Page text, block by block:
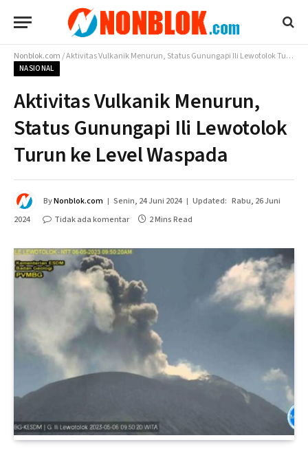
Nonblok.com/Aktivitas Vulkanik Menurun, Status Gunungapi Ili Lewotolok Turun ke Level Waspada
NASIONAL
Aktivitas Vulkanik Menurun,
Status Gunungapi Ili Lewotolok
Turun ke Level Waspada
ByNonblok.com Senin, 24 Juni 2024 Updated: Rabu, 26 Juni
2024
Tidak ada komentar 2 Mins Read